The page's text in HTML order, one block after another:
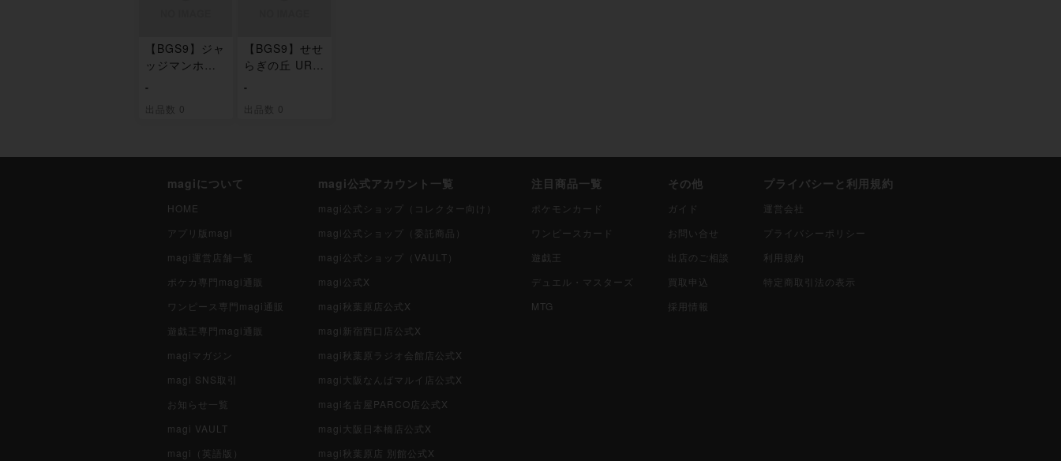
【BGS9】ジャ
ッジマンホイ
-
出品数 0
【BGS9】せせ
らぎの丘 UR 1
-
出品数 0
magiについて
HOME
アプリ版magi
magi運営店舗一覧
ポケカ専門magi通販
ワンピース専門magi通販
遊戯王専門magi通販
magiマガジン
magi SNS取引
お知らせ一覧
magi VAULT
magi（英語版）
magi公式アカウント一覧
magi公式ショップ（コレクター向け）
magi公式ショップ（委託商品）
magi公式ショップ（VAULT）
magi公式X
magi秋葉原店公式X
magi新宿西口店公式X
magi秋葉原ラジオ会館店公式X
magi大阪なんばマルイ店公式X
magi名古屋PARCO店公式X
magi大阪日本橋店公式X
magi秋葉原店 別館公式X
注目商品一覧
ポケモンカード
ワンピースカード
遊戯王
デュエル・マスターズ
MTG
その他
ガイド
お問い合せ
出店のご相談
買取申込
採用情報
プライバシーと利用規約
運営会社
プライバシーポリシー
利用規約
特定商取引法の表示